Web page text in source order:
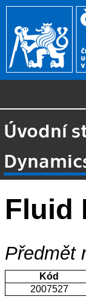
Úvodní
Fluid
Předmět
Kód
2007527